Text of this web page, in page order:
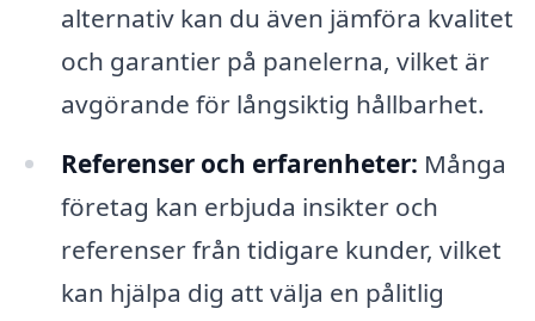
alternativ kan du även jämföra kvalitet
och garantier på panelerna, vilket är
avgörande för långsiktig hållbarhet.
Referenser och erfarenheter: Många
företag kan erbjuda insikter och
referenser från tidigare kunder, vilket
kan hjälpa dig att välja en pålitlig